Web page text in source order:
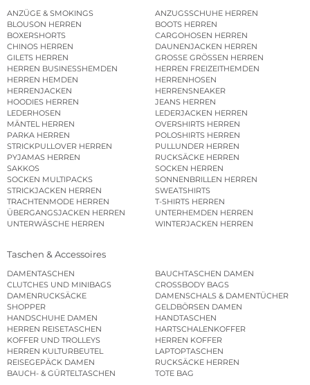
ANZÜGE & SMOKINGS
ANZUGSSCHUHE HERREN
BLOUSON HERREN
BOOTS HERREN
BOXERSHORTS
CARGOHOSEN HERREN
CHINOS HERREN
DAUNENJACKEN HERREN
GILETS HERREN
GROSSE GRÖSSEN HERREN
HERREN BUSINESSHEMDEN
HERREN FREIZEITHEMDEN
HERREN HEMDEN
HERRENHOSEN
HERRENJACKEN
HERRENSNEAKER
HOODIES HERREN
JEANS HERREN
LEDERHOSEN
LEDERJACKEN HERREN
MÄNTEL HERREN
OVERSHIRTS HERREN
PARKA HERREN
POLOSHIRTS HERREN
STRICKPULLOVER HERREN
PULLUNDER HERREN
PYJAMAS HERREN
RUCKSÄCKE HERREN
SAKKOS
SOCKEN HERREN
SOCKEN MULTIPACKS
SONNENBRILLEN HERREN
STRICKJACKEN HERREN
SWEATSHIRTS
TRACHTENMODE HERREN
T-SHIRTS HERREN
ÜBERGANGSJACKEN HERREN
UNTERHEMDEN HERREN
UNTERWÄSCHE HERREN
WINTERJACKEN HERREN
Taschen & Accessoires
DAMENTASCHEN
BAUCHTASCHEN DAMEN
CLUTCHES UND MINIBAGS
CROSSBODY BAGS
DAMENRUCKSÄCKE
DAMENSCHALS & DAMENTÜCHER
SHOPPER
GELDBÖRSEN DAMEN
HANDSCHUHE DAMEN
HANDTASCHEN
HERREN REISETASCHEN
HARTSCHALENKOFFER
KOFFER UND TROLLEYS
HERREN KOFFER
HERREN KULTURBEUTEL
LAPTOPTASCHEN
REISEGEPÄCK DAMEN
RUCKSÄCKE HERREN
BAUCH- & GÜRTELTASCHEN
TOTE BAG